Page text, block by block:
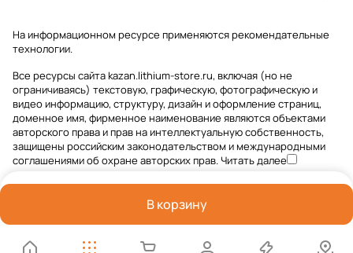
В корзину
На информационном ресурсе применяютсярекомендательные
технологии.
Все ресурсы сайта kazan.lithium-store.ru, включая (но не
ограничиваясь) текстовую, графическую, фотографическую и
видео информацию, структуру, дизайн и оформление страниц,
доменное имя, фирменное наименование являются объектами
авторского права и прав на интеллектуальную собственность,
защищены российским законодательством и международными
соглашениями об охране авторских прав.Читать далее